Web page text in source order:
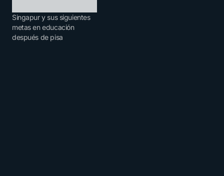
Singapur y sus siguientes
metas en educación
después de pisa